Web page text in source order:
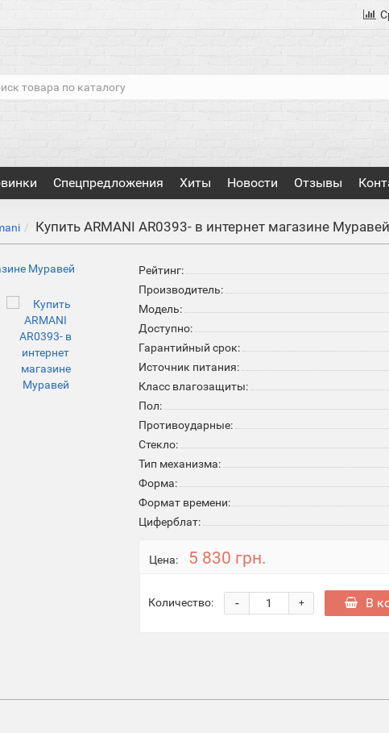
Спецпредложения Хиты Новости Отзывы
Купить ARMANI AR0393- в интернет магазине Муравей
Рейтинг:
Производитель:
Модель:
Доступно:
Гарантийный срок:
Источник питания:
Класс влагозащиты:
Пол:
Противоударные:
Стекло:
Тип механизма:
Форма:
Формат времени:
Циферблат:
Цена: 5 830 грн.
Количество: +
- В